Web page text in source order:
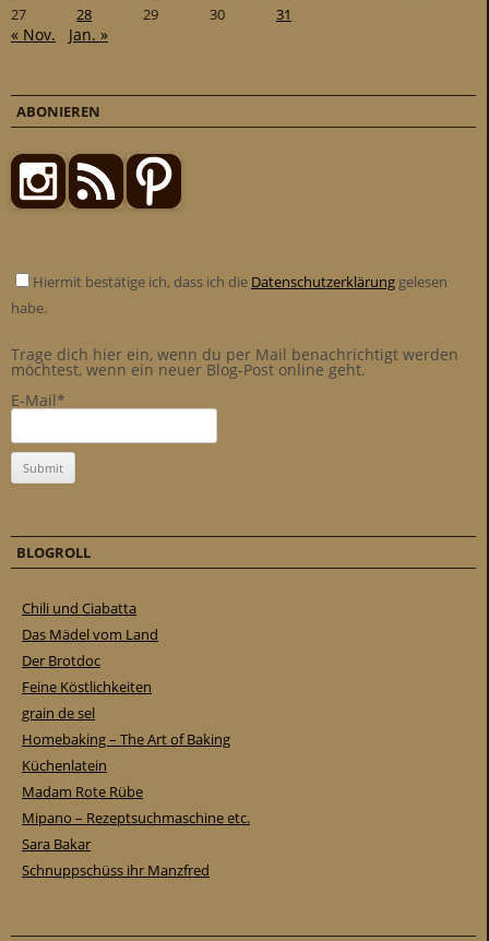
27
28 29 30 31
« Nov. Jan. »
ABONIEREN
Hiermit bestätige ich, dass ich die Datenschutzerklärung gelesen
habe.
Trage dich hier ein, wenn du per Mail benachrichtigt werden
möchtest, wenn ein neuer Blog-Post online geht.
E-Mail*
BLOGROLL
Chili und Ciabatta
Das Mädel vom Land
Der Brotdoc
Feine Köstlichkeiten
grain de sel
Homebaking – The Art of Baking
Küchenlatein
Madam Rote Rübe
Mipano – Rezeptsuchmaschine etc.
Sara Bakar
Schnuppschüss ihr Manzfred